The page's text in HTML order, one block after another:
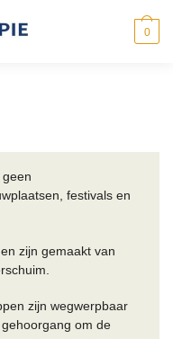
0
festivals en
zijn gemaakt van
zijn wegwerpbaar
om de